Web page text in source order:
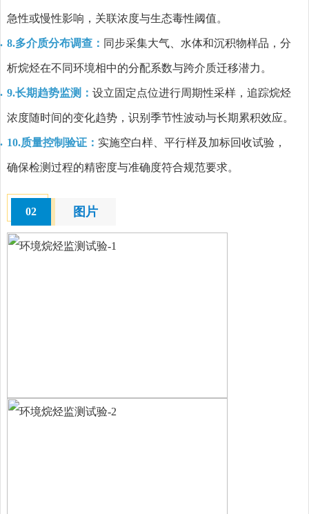
急性或慢性影响，关联浓度与生态毒性阈值。
8.多介质分布调查： 同步采集大气、水体和沉积物样品，分
析烷烃在不同环境相中的分配系数与跨介质迁移潜力。
9.长期趋势监测： 设立固定点位进行周期性采样，追踪烷烃
浓度随时间的变化趋势，识别季节性波动与长期累积效应。
10.质量控制验证： 实施空白样、平行样及加标回收试验，
确保检测过程的精密度与准确度符合规范要求。
02 图片